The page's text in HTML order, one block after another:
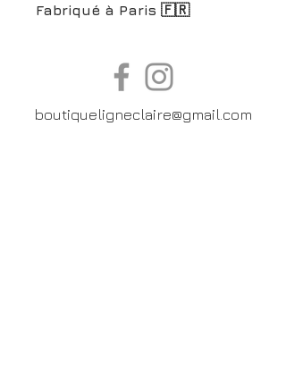
Fabriqué à Paris 🇫🇷
boutiqueligneclaire@gmail.com